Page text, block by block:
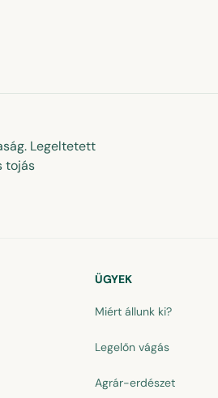
Legeltetett
tojás
ÜGYEK
Miért állunk ki?
Legelőn vágás
Agrár-erdészet